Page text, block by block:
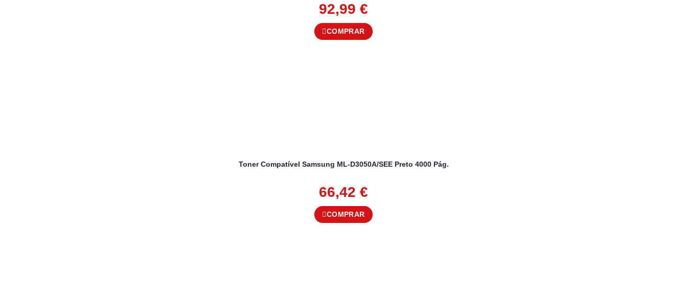
92,99 €
COMPRAR
Toner Compatível Samsung ML-D3050A/SEE Preto 4000 Pág.
66,42 €
COMPRAR